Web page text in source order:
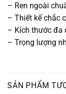
– Ren ngoài
– Thiết kế chắc
– Kích thước đa
– Trọng lượng
SẢN PHẨM